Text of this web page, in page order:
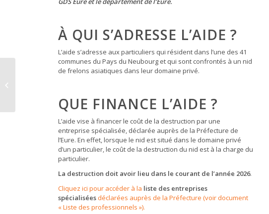
À QUI S’ADRESSE L’AIDE ?
L’aide s’adresse aux particuliers qui résident dans l’une des 41
communes du Pays du Neubourg et qui sont confrontés à un nid
de frelons asiatiques dans leur domaine privé.
QUE FINANCE L’AIDE ?
L’aide vise à financer le coût de la destruction par une
entreprise spécialisée, déclarée auprès de la Préfecture de
l’Eure. En effet, lorsque le nid est situé dans le domaine privé
d’un particulier, le coût de la destruction du nid est à la charge du
particulier.
La destruction doit avoir lieu dans le courant de l’année 2026.
Cliquez ici pour accéder à la liste des entreprises
spécialiséesdéclarées auprès de la Préfecture (voir document
« Liste des professionnels »).
Nouveaux horaires